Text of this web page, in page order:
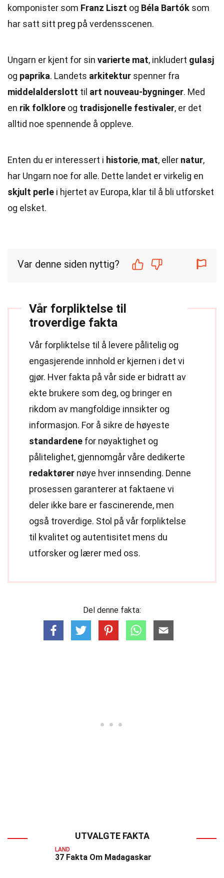
komponister som Franz Liszt og Béla Bartók som
har satt sitt preg på verdensscenen.
Ungarn er kjent for sin varierte mat, inkludert gulasj
og paprika. Landets arkitektur spenner fra
middelalderslott til art nouveau-bygninger. Med
en rik folklore og tradisjonelle festivaler, er det
alltid noe spennende å oppleve.
Enten du er interessert i historie, mat, eller natur,
har Ungarn noe for alle. Dette landet er virkelig en
skjult perle i hjertet av Europa, klar til å bli utforsket
og elsket.
Var denne siden nyttig?
Vår forpliktelse til
troverdige fakta
Vår forpliktelse til å levere pålitelig og
engasjerende innhold er kjernen i det vi
gjør. Hver fakta på vår side er bidratt av
ekte brukere som deg, og bringer en
rikdom av mangfoldige innsikter og
informasjon. For å sikre de høyeste
standardene for nøyaktighet og
pålitelighet, gjennomgår våre dedikerte
redaktører nøye hver innsending. Denne
prosessen garanterer at faktaene vi
deler ikke bare er fascinerende, men
også troverdige. Stol på vår forpliktelse
til kvalitet og autentisitet mens du
utforsker og lærer med oss.
Del denne fakta:
UTVALGTE FAKTA
LAND
37 Fakta Om Madagaskar